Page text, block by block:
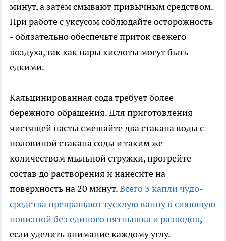
минут, а затем смывают привычным средством.
При работе с уксусом соблюдайте осторожность
- обязательно обеспечьте приток свежего
воздуха, так как пары кислоты могут быть
едкими.
Кальцинированная сода требует более
бережного обращения. Для приготовления
чистящей пасты смешайте два стакана воды с
половиной стакана соды и таким же
количеством мыльной стружки, прогрейте
состав до растворения и нанесите на
поверхность на 20 минут.Всего 3 капли чудо-
средства превращают тусклую ванну в сияющую
новизной без единого пятнышка и разводов,
если уделить внимание каждому углу.